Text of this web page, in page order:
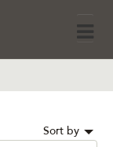
Sort by